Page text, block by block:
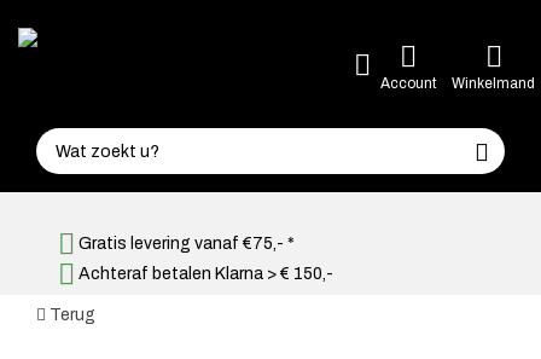
Account Winkelmand
Gratis levering vanaf €75,- *
Achteraf betalen Klarna > € 150,-
Terug